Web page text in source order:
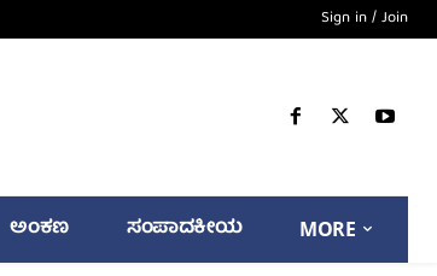
Sign in / Join
ಅಂಕಣ ಸಂಪಾದಕೀಯ MORE